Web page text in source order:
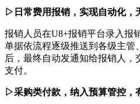
▷ 日常费用报销，实现自动化，
报销人员在U8+报销平台录入报
单据依流程逐级推送到各级主管
后，最终自动发通知给报销人，
支付。
▷采购类付款，纳入预算管控，